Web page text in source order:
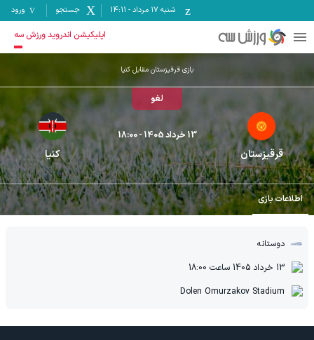
شنبه ۱۷ مرداد -
14:11 جستجو ورود
اپلیکیشن اندروید ورزش سه
بازی قرقیزستان مقابل کنیا
لغو
قرقیزستان
13 خرداد 1405 - 18:00
کنیا
اطلاعات بازی
دوستانه
13 خرداد 1405
ساعت 18:00
Dolen Omurzakov Stadium